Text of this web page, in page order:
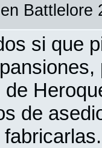
si que
de
de